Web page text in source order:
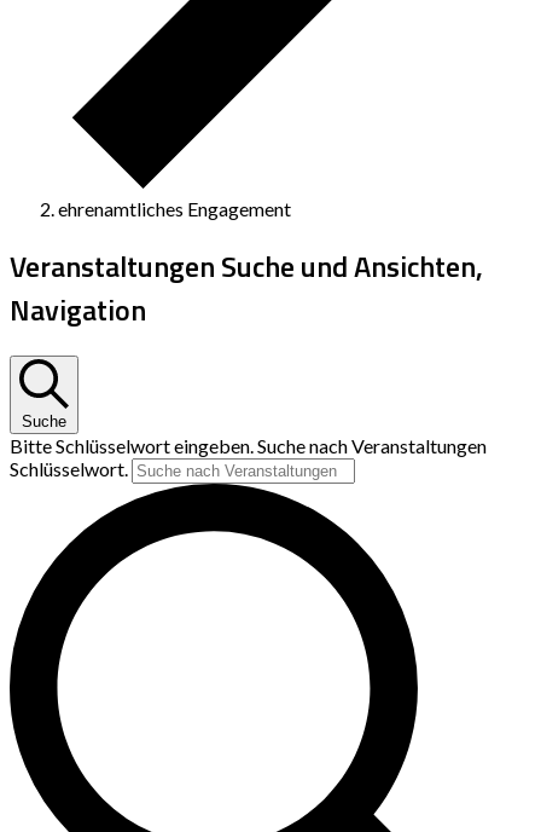
ehrenamtliches Engagement
Veranstaltungen Suche und Ansichten,
Navigation
Suche
Bitte Schlüsselwort eingeben. Suche nach Veranstaltungen
Schlüsselwort.